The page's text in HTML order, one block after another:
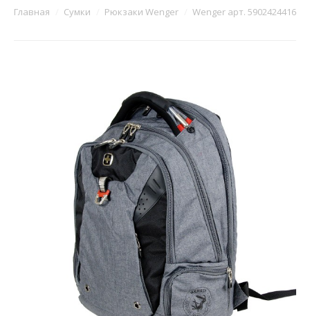
Главная Сумки Рюкзаки Wenger Wenger арт. 5902424416